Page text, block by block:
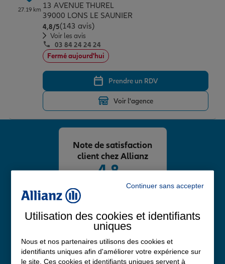
27.19 km 13 AVENUE THUREL
39000 LONS LE SAUNIER
4,8/5Note de 4.8 sur 5
(143 avis)
Voir les avis
03 84 24 24 24
Fermé aujourd'hui
Prendre un RDV
Voir l'agence
4,8/5
Note de 4.8 sur 5
Note de satisfaction
client chez Allianz
Continuer sans accepter
Utilisation des cookies et identifiants
uniques
Nous et nos partenaires utilisons des cookies et
identifiants uniques afin d'améliorer votre expérience sur
le site. Ces cookies et identifiants uniques servent à